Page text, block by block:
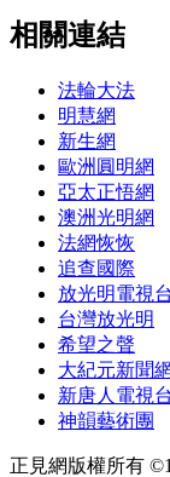
相關連結
法輪大法
明慧網
新生網
歐洲圓明網
亞太正悟網
澳洲光明網
法網恢恢
追查國際
放光明電視台
台灣放光明
希望之聲
大紀元新聞網
新唐人電視台
神韻藝術團
正見網版權所有